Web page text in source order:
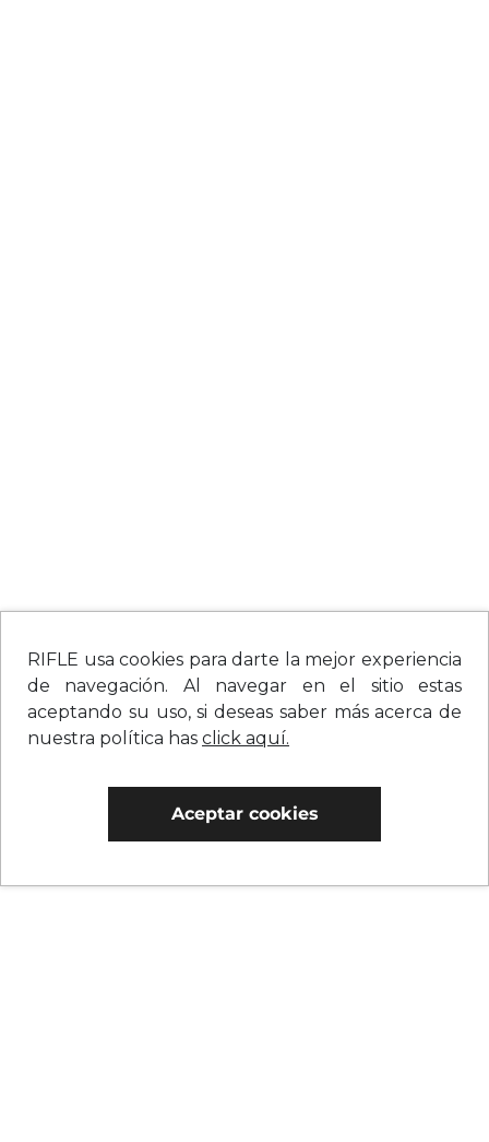
RIFLE usa cookies para darte la mejor experiencia
de navegación. Al navegar en el sitio estas
aceptando su uso, si deseas saber más acerca de
nuestra política has click aquí.
Aceptar cookies